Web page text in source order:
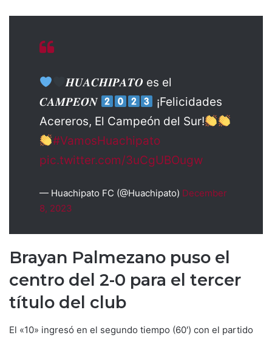
𝑯𝑼𝑨𝑪𝑯𝑰𝑷𝑨𝑻𝑶 es el
𝑪𝑨𝑴𝑷𝑬𝑶́𝑵
¡Felicidades
Acereros, El Campeón del Sur!
#VamosHuachipato
pic.twitter.com/3uCgUBOugw
— Huachipato FC (@Huachipato) December
8, 2023
Brayan Palmezano puso el
centro del 2-0 para el tercer
título del club
El «10» ingresó en el segundo tiempo (60′) con el partido